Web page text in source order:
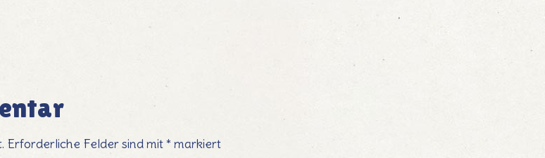
Erforderliche Felder sind mit* markiert